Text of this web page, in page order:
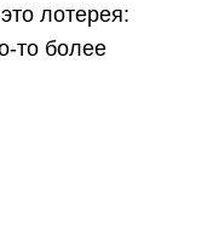
лотерея:
то более